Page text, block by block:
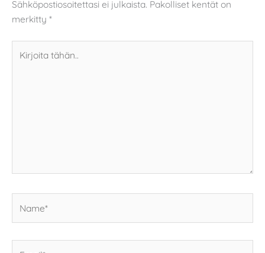
Sähköpostiosoitettasi ei julkaista. Pakolliset kentät on
merkitty *
tähän..